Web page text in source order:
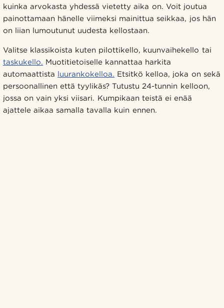
kuinka arvokasta yhdessä vietetty aika on. Voit joutua
painottamaan hänelle viimeksi mainittua seikkaa, jos hän
on liian lumoutunut uudesta kellostaan.
Valitse klassikoista kuten pilottikello, kuunvaihekello tai
taskukello. Muotitietoiselle kannattaa harkita
automaattista
luurankokelloa. Etsitkö kelloa, joka on sekä
persoonallinen että tyylikäs? Tutustu 24-tunnin kelloon,
jossa on vain yksi viisari. Kumpikaan teistä ei enää
ajattele aikaa samalla tavalla kuin ennen.